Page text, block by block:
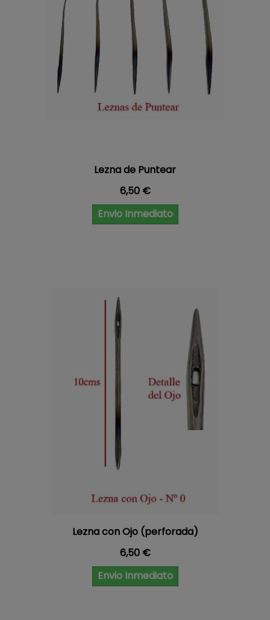
Lezna de Puntear
Precio
6,50 €
Envio Inmediato
Lezna con Ojo (perforada)
Precio
6,50 €
Envio Inmediato